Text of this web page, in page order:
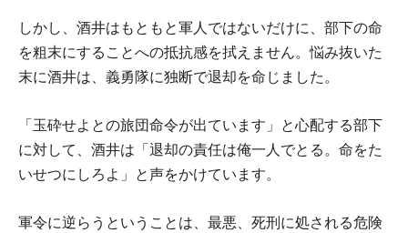
しかし、酒井はもともと軍人ではないだけに、部下の命
を粗末にすることへの抵抗感を拭えません。悩み抜いた
末に酒井は、義勇隊に独断で退却を命じました。
「玉砕せよとの旅団命令が出ています」と心配する部下
に対して、酒井は「退却の責任は俺一人でとる。命をた
いせつにしろよ」と声をかけています。
軍令に逆らうということは、最悪、死刑に処される危険